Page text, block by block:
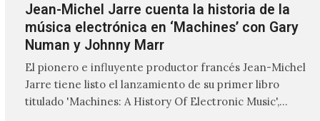
Jean-Michel Jarre cuenta la historia de la
música electrónica en ‘Machines’ con Gary
Numan y Johnny Marr
El pionero e influyente productor francés Jean-Michel
Jarre tiene listo el lanzamiento de su primer libro
titulado 'Machines: A History Of Electronic Music',